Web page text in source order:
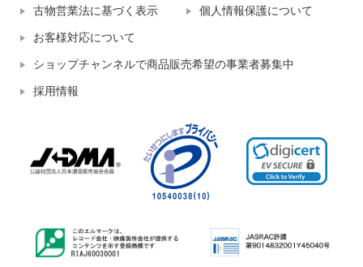
古物営業法に基づく表示 個人情報保護について
お客様対応について
ショップチャンネルで商品販売希望の事業者募集中
採用情報